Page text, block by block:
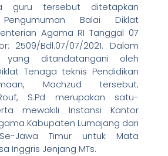
guru tersebut ditetapkan
Balai Diklat
Agama RI Tanggal 07
2509/Bdl.07/07/2021. Dalam
yang ditandatangani oleh
Tenaga teknis Pendidikan
Machzud tersebut;
S.Pd merupakan satu-
mewakili Instansi Kantor
Kabupaten Lumajang dari
Jawa Timur untuk Mata
Inggris Jenjang MTs.